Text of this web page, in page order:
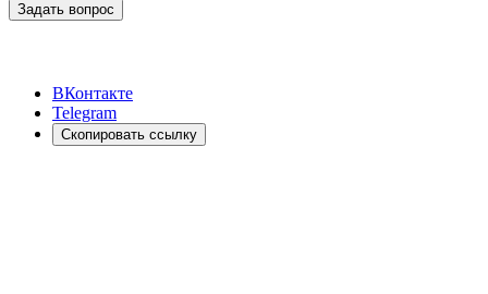
Задать вопрос
ВКонтакте
Telegram
Скопировать ссылку